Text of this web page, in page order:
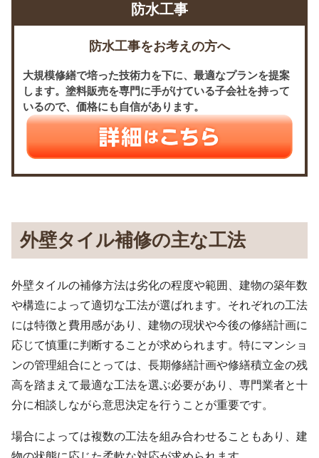
防水工事
防水工事をお考えの方へ
大規模修繕で培った技術力を下に、最適なプランを提案
します。塗料販売を専門に手がけている子会社を持って
いるので、価格にも自信があります。
外壁タイル補修の主な工法
外壁タイルの補修方法は劣化の程度や範囲、建物の築年数
や構造によって適切な工法が選ばれます。それぞれの工法
には特徴と費用感があり、建物の現状や今後の修繕計画に
応じて慎重に判断することが求められます。特にマンショ
ンの管理組合にとっては、長期修繕計画や修繕積立金の残
高を踏まえて最適な工法を選ぶ必要があり、専門業者と十
分に相談しながら意思決定を行うことが重要です。
場合によっては複数の工法を組み合わせることもあり、建